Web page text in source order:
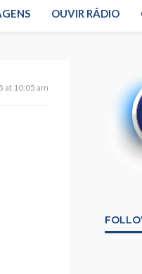
OUVIR RÁDIO
at 10:05 am